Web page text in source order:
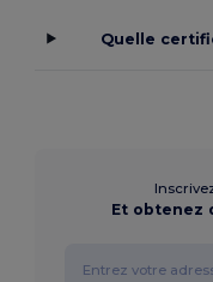
Quelle
Et obtenez